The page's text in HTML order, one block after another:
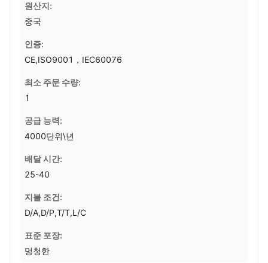
원산지:
중국
인증:
CE,ISO9001，IEC60076
최소 주문 수량:
1
공급 능력:
4000단위\년
배달 시간:
25-40
지불 조건:
D/A,D/P,T/T,L/C
표준 포장:
멍청한